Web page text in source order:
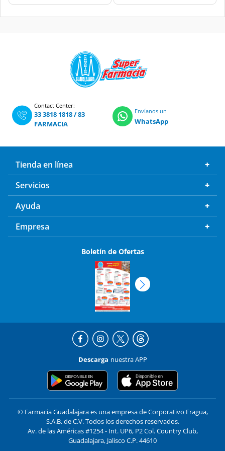
Contact Center:
33 3818 1818/83
FARMACIA
Envíanos un
WhatsApp
Tienda en línea
Servicios
Ayuda
Empresa
Boletín de Ofertas
Descarga nuestra APP
© Farmacia Guadalajara es una empresa de Corporativo Fragua,
S.A.B. de C.V. Todos los derechos reservados.
Av. de las Américas #1254 - Int. UP6, P2 Col. Country Club,
Guadalajara, Jalisco C.P. 44610